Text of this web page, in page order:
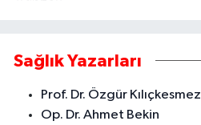
Sağlık Yazarları
Prof. Dr. Özgür Kılıçkesmez
Op. Dr. Ahmet Bekin